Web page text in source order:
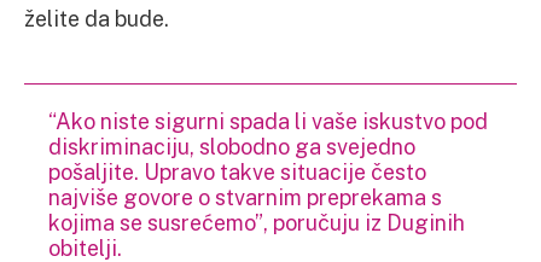
želite da bude.
“Ako niste sigurni spada li vaše iskustvo pod
diskriminaciju, slobodno ga svejedno
pošaljite. Upravo takve situacije često
najviše govore o stvarnim preprekama s
kojima se susrećemo”, poručuju iz Duginih
obitelji.